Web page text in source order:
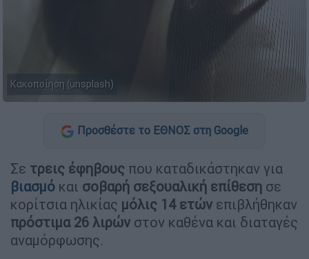
Κακοποίηση (unsplash)
Προσθέστε το ΕΘΝΟΣ στη Google
Σε τρεις έφηβους που καταδικάστηκαν για
βιασμό και σοβαρή σεξουαλική επίθεση σε
κορίτσια ηλικίας μόλις 14 ετών επιβλήθηκαν
πρόστιμα 26 λιρών στον καθένα και διαταγές
αναμόρφωσης.